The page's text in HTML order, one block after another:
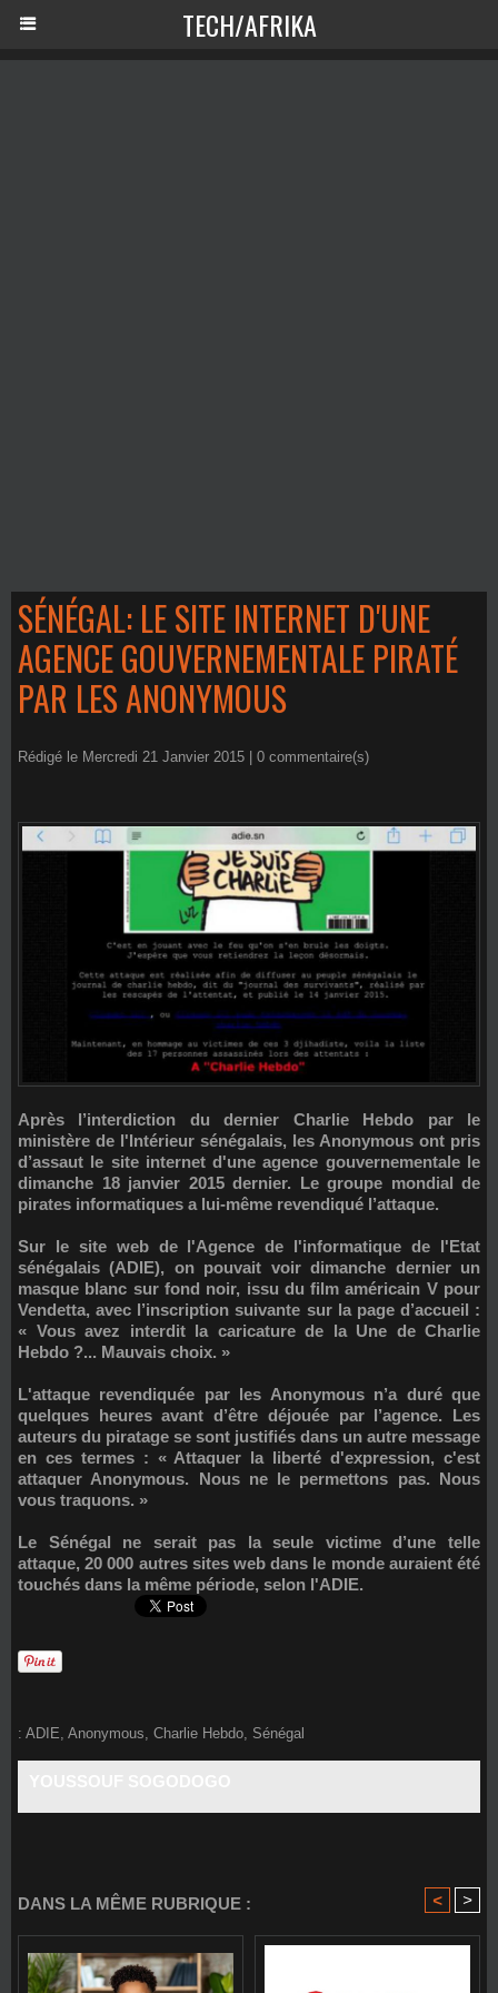
TECH/AFRIKA
SÉNÉGAL: LE SITE INTERNET D'UNE
AGENCE GOUVERNEMENTALE PIRATÉ
PAR LES ANONYMOUS
Rédigé le Mercredi 21 Janvier 2015 | 0 commentaire(s)
Après l’interdiction du dernier Charlie Hebdo par le
ministère de l'Intérieur sénégalais, les Anonymous ont pris
d’assaut le site internet d'une agence gouvernementale le
dimanche 18 janvier 2015 dernier. Le groupe mondial de
pirates informatiques a lui-même revendiqué l’attaque.
Sur le site web de l'Agence de l'informatique de l'Etat
sénégalais (ADIE), on pouvait voir dimanche dernier un
masque blanc sur fond noir, issu du film américain V pour
Vendetta, avec l’inscription suivante sur la page d’accueil :
« Vous avez interdit la caricature de la Une de Charlie
Hebdo ?... Mauvais choix. »
L'attaque revendiquée par les Anonymous n’a duré que
quelques heures avant d’être déjouée par l’agence. Les
auteurs du piratage se sont justifiés dans un autre message
en ces termes : « Attaquer la liberté d'expression, c'est
attaquer Anonymous. Nous ne le permettons pas. Nous
vous traquons. »
Le Sénégal ne serait pas la seule victime d’une telle
attaque, 20 000 autres sites web dans le monde auraient été
touchés dans la même période, selon l'ADIE.
: ADIE Anonymous Charlie Hebdo Sénégal
DANS LA MÊME RUBRIQUE : < >